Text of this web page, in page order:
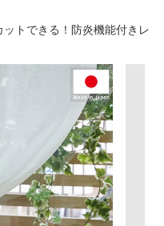
トできる！防炎機能付きレ